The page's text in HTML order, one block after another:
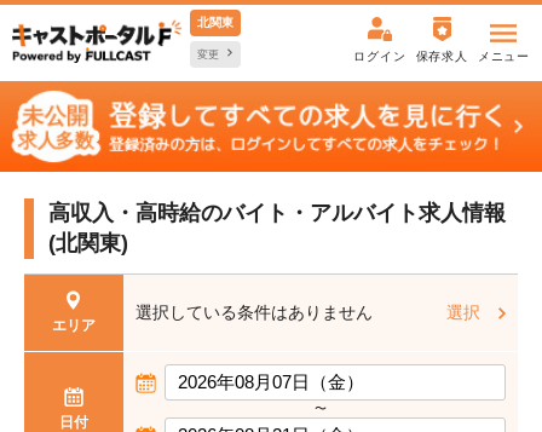
北関東
変更 ログイン 保存求人 メニュー
高収入・高時給のバイト・アルバイト求人情報
(北関東)
エリア
選択している条件はありません 選択
日付
〜